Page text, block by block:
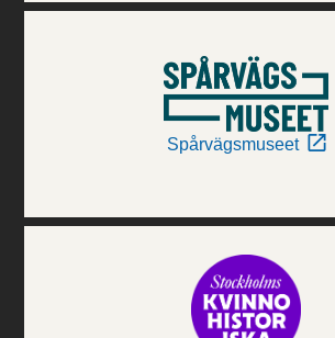
Spårvägsmuseet